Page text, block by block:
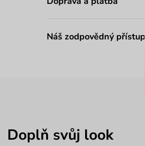
Náš zodpovědný přístup
Doplň svůj look